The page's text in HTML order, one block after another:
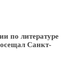
по литературе
Санкт-